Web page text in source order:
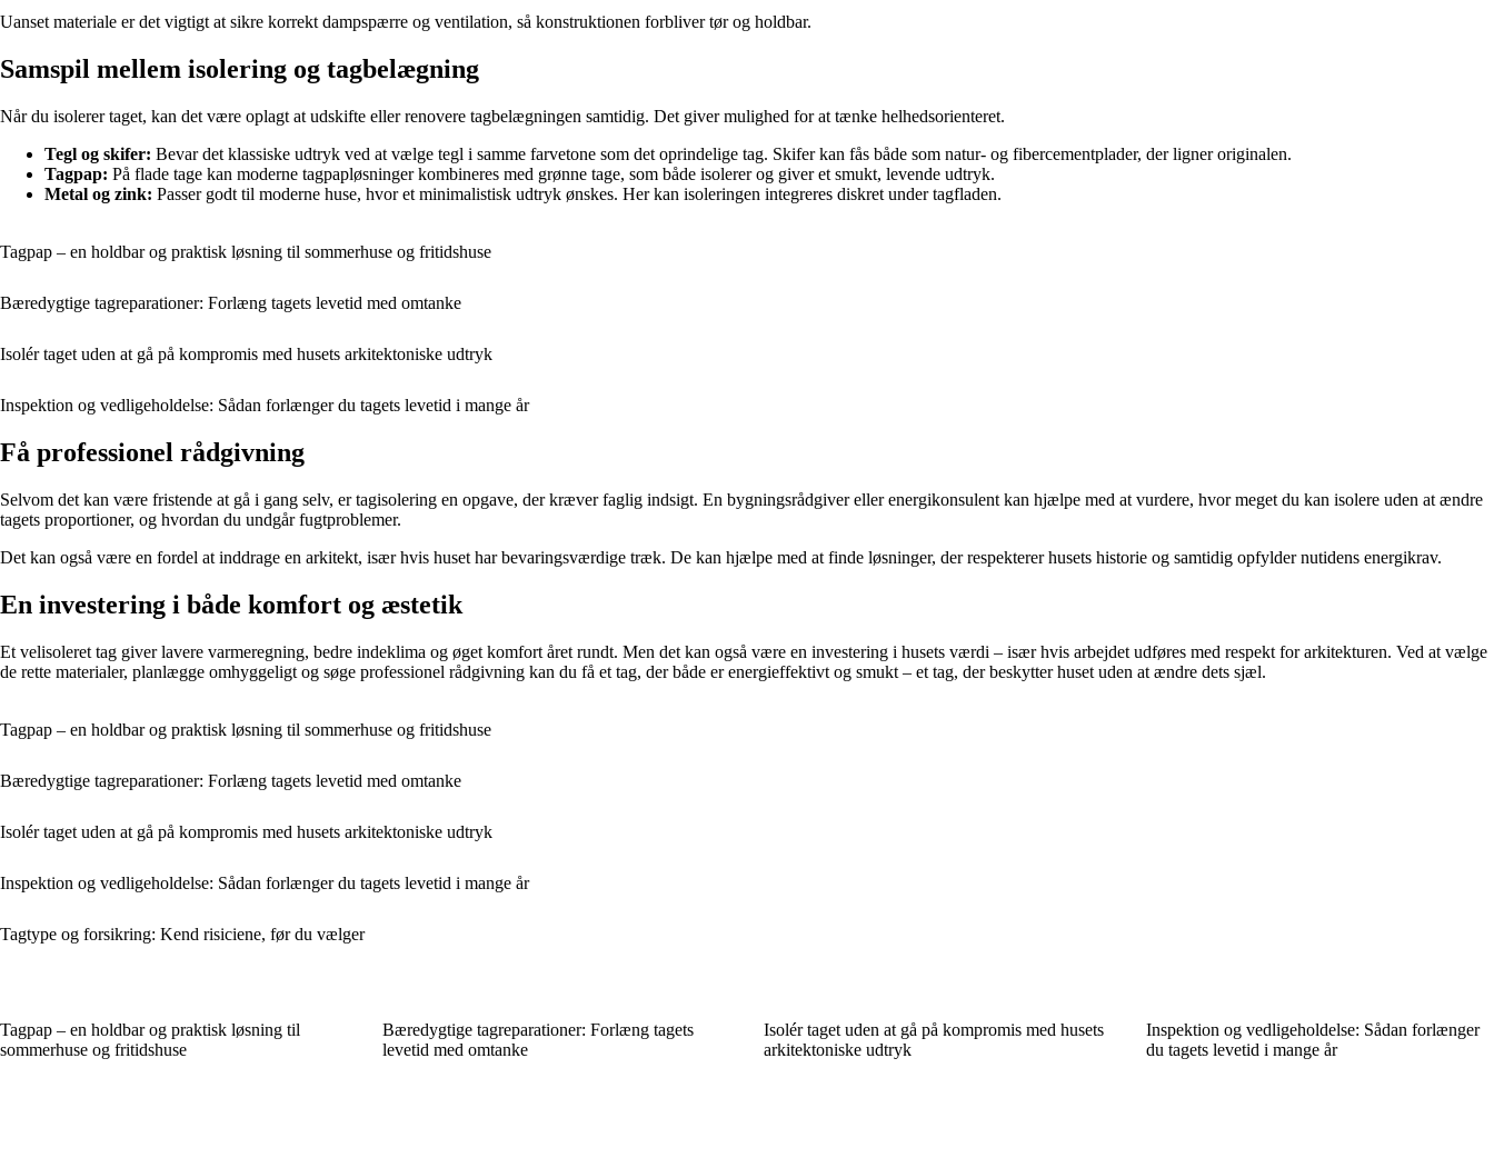
Uanset materiale er det vigtigt at sikre korrekt dampspærre og ventilation, så konstruktionen forbliver tør og holdbar.
Samspil mellem isolering og tagbelægning
Når du isolerer taget, kan det være oplagt at udskifte eller renovere tagbelægningen samtidig. Det giver mulighed for at tænke helhedsorienteret.
Tegl og skifer: Bevar det klassiske udtryk ved at vælge tegl i samme farvetone som det oprindelige tag. Skifer kan fås både som natur- og fibercementplader, der ligner originalen.
Tagpap: På flade tage kan moderne tagpapløsninger kombineres med grønne tage, som både isolerer og giver et smukt, levende udtryk.
Metal og zink: Passer godt til moderne huse, hvor et minimalistisk udtryk ønskes. Her kan isoleringen integreres diskret under tagfladen.
Tagpap – en holdbar og praktisk løsning til sommerhuse og fritidshuse
Bæredygtige tagreparationer: Forlæng tagets levetid med omtanke
Isolér taget uden at gå på kompromis med husets arkitektoniske udtryk
Inspektion og vedligeholdelse: Sådan forlænger du tagets levetid i mange år
Få professionel rådgivning
Selvom det kan være fristende at gå i gang selv, er tagisolering en opgave, der kræver faglig indsigt. En bygningsrådgiver eller energikonsulent kan hjælpe med at vurdere, hvor meget du kan isolere uden at ændre
tagets proportioner, og hvordan du undgår fugtproblemer.
Det kan også være en fordel at inddrage en arkitekt, især hvis huset har bevaringsværdige træk. De kan hjælpe med at finde løsninger, der respekterer husets historie og samtidig opfylder nutidens energikrav.
En investering i både komfort og æstetik
Et velisoleret tag giver lavere varmeregning, bedre indeklima og øget komfort året rundt. Men det kan også være en investering i husets værdi – især hvis arbejdet udføres med respekt for arkitekturen. Ved at vælge
de rette materialer, planlægge omhyggeligt og søge professionel rådgivning kan du få et tag, der både er energieffektivt og smukt – et tag, der beskytter huset uden at ændre dets sjæl.
Tagpap – en holdbar og praktisk løsning til sommerhuse og fritidshuse
Bæredygtige tagreparationer: Forlæng tagets levetid med omtanke
Isolér taget uden at gå på kompromis med husets arkitektoniske udtryk
Inspektion og vedligeholdelse: Sådan forlænger du tagets levetid i mange år
Tagtype og forsikring: Kend risiciene, før du vælger
Tagpap – en holdbar og praktisk løsning til
sommerhuse og fritidshuse
Bæredygtige tagreparationer: Forlæng tagets
levetid med omtanke
Isolér taget uden at gå på kompromis med husets
arkitektoniske udtryk
Inspektion og vedligeholdelse: Sådan forlænger
du tagets levetid i mange år